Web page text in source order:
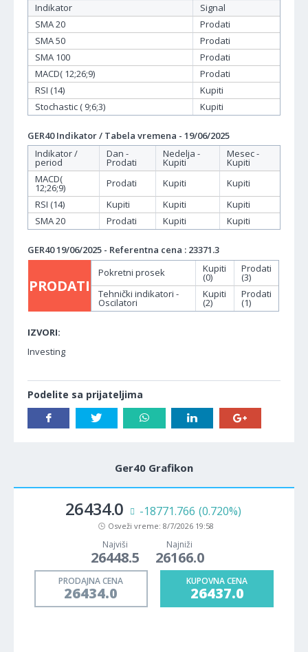
Indikator
Signal
SMA 20
Prodati
SMA 50
Prodati
SMA 100
Prodati
MACD( 12;26;9)
Prodati
RSI (14)
Kupiti
Stochastic ( 9;6;3)
Kupiti
GER40 Indikator / Tabela vremena - 19/06/2025
Indikator /
period
Dan -
Prodati
Nedelja -
Kupiti
Mesec -
Kupiti
MACD(
12;26;9) Prodati Kupiti
Kupiti
RSI (14)
Kupiti Kupiti
Kupiti
SMA 20
Prodati Kupiti Kupiti
GER40 19/06/2025 - Referentna cena : 23371.3
PRODATI
Pokretni prosek Kupiti
(0)
Prodati
(3)
Tehnički indikatori -
Oscilatori
Kupiti
(2)
Prodati
(1)
IZVORI:
Investing
Podelite sa prijateljima
Ger40 Grafikon
26434.0 -18771.766 (0.720%)
Osveži vreme: 8/7/2026 19:58
Najviši
26448.5
Najniži
26166.0
PRODAJNA CENA
26434.0
KUPOVNA CENA
26437.0